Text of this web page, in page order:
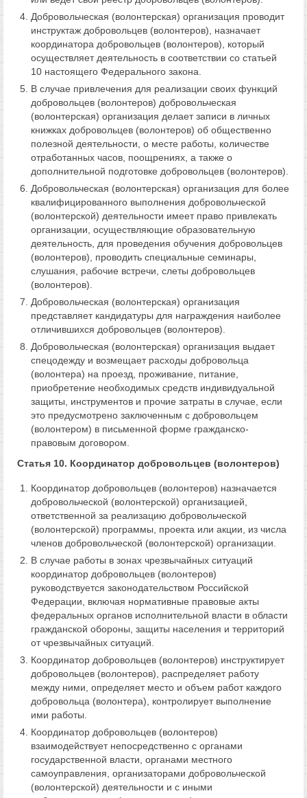
Добровольческая (волонтерская) организация проводит
инструктаж добровольцев (волонтеров), назначает
координатора добровольцев (волонтеров), который
осуществляет деятельность в соответствии со статьей
10 настоящего Федерального закона.
В случае привлечения для реализации своих функций
добровольцев (волонтеров) добровольческая
(волонтерская) организация делает записи в личных
книжках добровольцев (волонтеров) об общественно
полезной деятельности, о месте работы, количестве
отработанных часов, поощрениях, а также о
дополнительной подготовке добровольцев (волонтеров).
Добровольческая (волонтерская) организация для более
квалифицированного выполнения добровольческой
(волонтерской) деятельности имеет право привлекать
организации, осуществляющие образовательную
деятельность, для проведения обучения добровольцев
(волонтеров), проводить специальные семинары,
слушания, рабочие встречи, слеты добровольцев
(волонтеров).
Добровольческая (волонтерская) организация
представляет кандидатуры для награждения наиболее
отличившихся добровольцев (волонтеров).
Добровольческая (волонтерская) организация выдает
спецодежду и возмещает расходы добровольца
(волонтера) на проезд, проживание, питание,
приобретение необходимых средств индивидуальной
защиты, инструментов и прочие затраты в случае, если
это предусмотрено заключенным с добровольцем
(волонтером) в письменной форме гражданско-
правовым договором.
Статья 10. Координатор добровольцев (волонтеров)
Координатор добровольцев (волонтеров) назначается
добровольческой (волонтерской) организацией,
ответственной за реализацию добровольческой
(волонтерской) программы, проекта или акции, из числа
членов добровольческой (волонтерской) организации.
В случае работы в зонах чрезвычайных ситуаций
координатор добровольцев (волонтеров)
руководствуется законодательством Российской
Федерации, включая нормативные правовые акты
федеральных органов исполнительной власти в области
гражданской обороны, защиты населения и территорий
от чрезвычайных ситуаций.
Координатор добровольцев (волонтеров) инструктирует
добровольцев (волонтеров), распределяет работу
между ними, определяет место и объем работ каждого
добровольца (волонтера), контролирует выполнение
ими работы.
Координатор добровольцев (волонтеров)
взаимодействует непосредственно с органами
государственной власти, органами местного
самоуправления, организаторами добровольческой
(волонтерской) деятельности и с иными